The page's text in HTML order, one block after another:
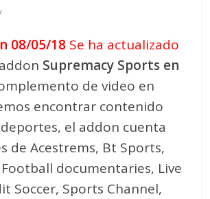
08/05/18 Se ha actualizado
Supremacy Sports en
de video en
encontrar contenido
el addon cuenta
de Acestrems, Bt Sports,
documentaries, Live
Soccer, Sports Channel,